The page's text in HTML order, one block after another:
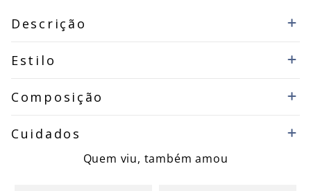
Descrição
Estilo
Composição
Cuidados
Quem viu, também amou